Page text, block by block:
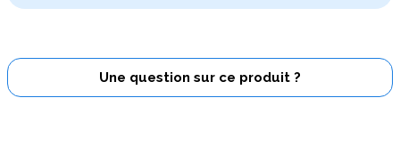
Une question sur ce produit ?